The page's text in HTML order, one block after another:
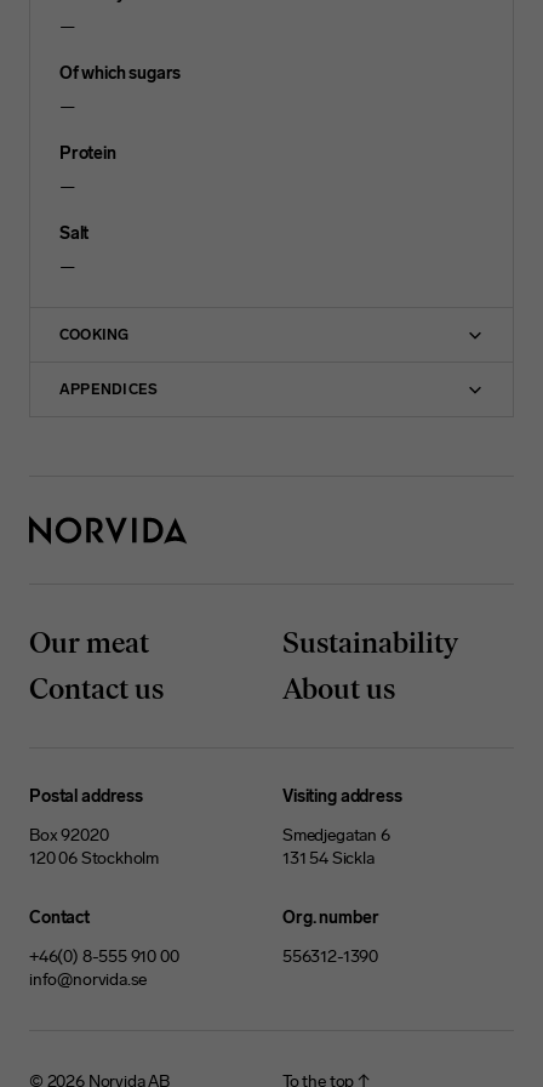
—
Of which sugars
—
Protein
—
Salt
—
COOKING
APPENDICES
Our meat
Sustainability
Contact us
About us
Postal address
Box 92020
120 06 Stockholm
Visiting address
Smedjegatan 6
131 54 Sickla
Contact
+46(0) 8-555 910 00
info@norvida.se
Org. number
556312-1390
© 2026 Norvida AB To the top ↑